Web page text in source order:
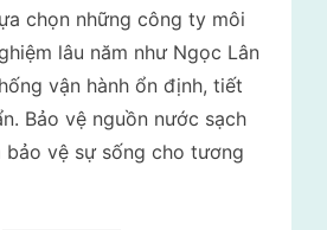
chọn những công ty môi
lâu năm như Ngọc Lân
vận hành ổn định, tiết
Bảo vệ nguồn nước sạch
bảo vệ sự sống cho tương